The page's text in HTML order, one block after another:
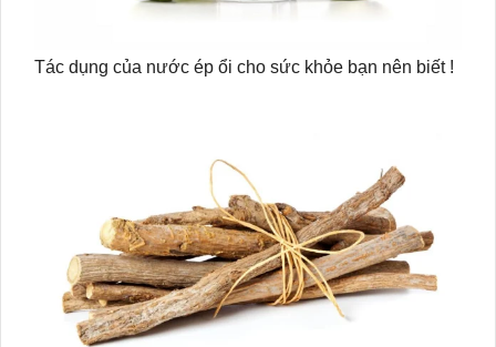
Tác dụng của nước ép ổi cho sức khỏe bạn nên biết !